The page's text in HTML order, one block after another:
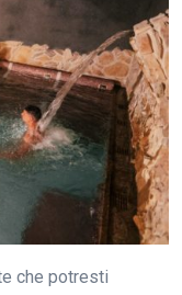
che potresti